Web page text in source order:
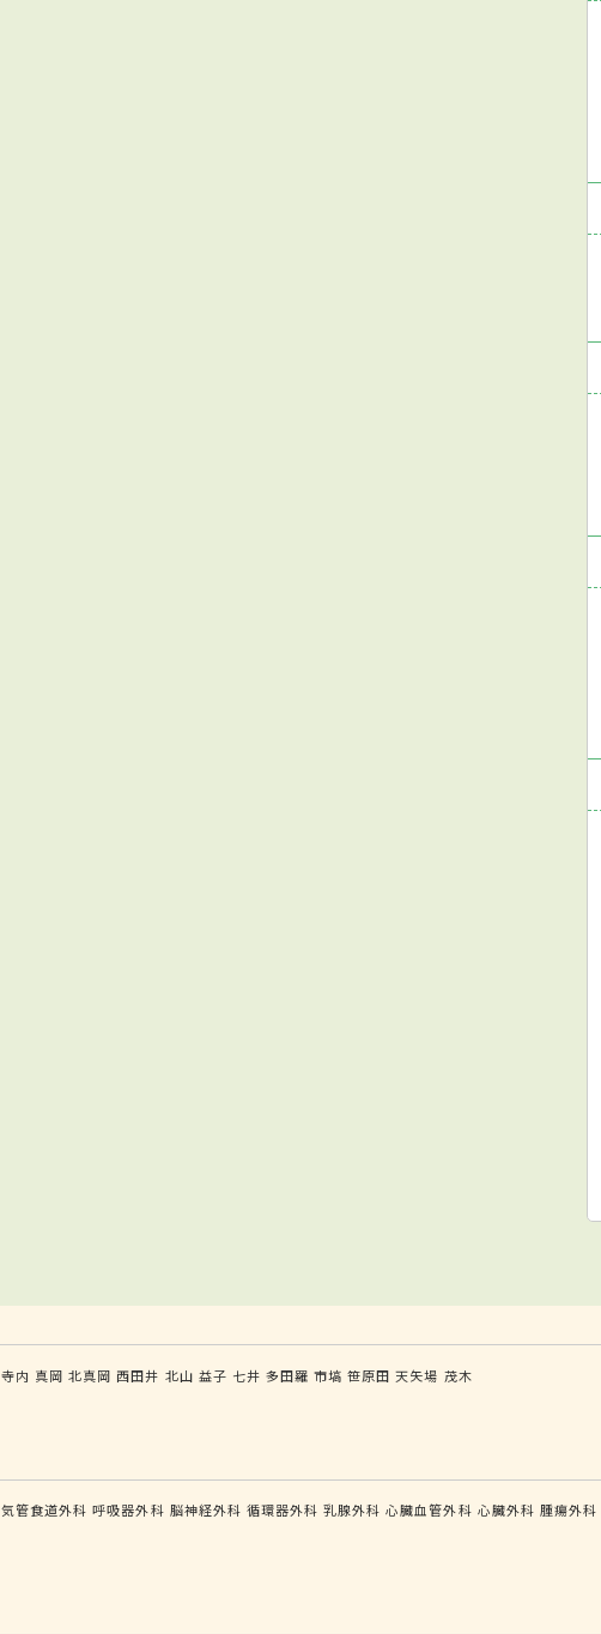
寺内 真岡 北真岡 西田井 北山 益子 七井 多田羅 市塙 笹原田 天矢場 茂木
気管食道外科 呼吸器外科 脳神経外科 循環器外科 乳腺外科 心臓血管外科 心臓外科 腫瘍外科